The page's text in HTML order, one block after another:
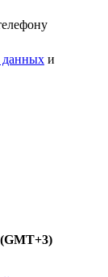
данных и
(GMT+3)